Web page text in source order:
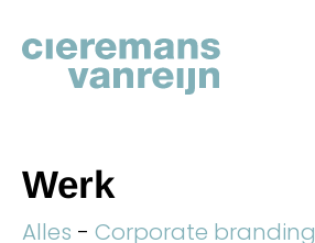
Werk
Alles - Corporate branding